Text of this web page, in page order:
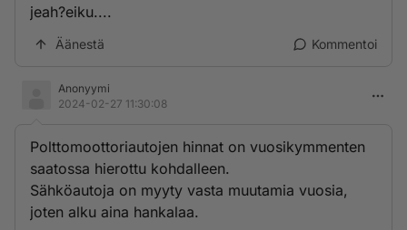
jeah?eiku....
Äänestä Kommentoi
Anonyymi
2024-02-27 11:30:08
Polttomoottoriautojen hinnat on vuosikymmenten
saatossa hierottu kohdalleen.
Sähköautoja on myyty vasta muutamia vuosia,
joten alku aina hankalaa.